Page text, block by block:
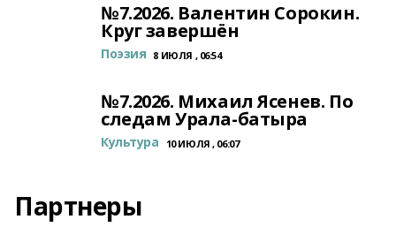
№7.2026. Валентин Сорокин.
Круг завершён
Поэзия 8 ИЮЛЯ , 06:54
№7.2026. Михаил Ясенев. По
следам Урала-батыра
Культура 10 ИЮЛЯ , 06:07
Партнеры